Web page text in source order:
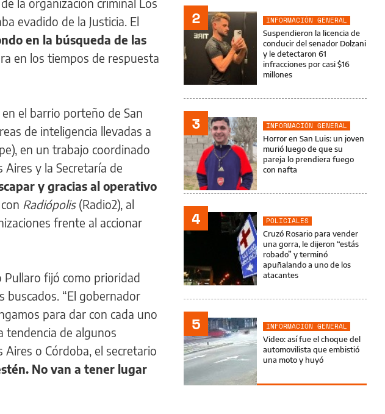
la organización criminal Los
evadido de la Justicia. El
en la búsqueda de las
en los tiempos de respuesta
el barrio porteño de San
de inteligencia llevadas a
en un trabajo coordinado
Aires y la Secretaría de
y gracias al operativo
Radiópolis(Radio2), al
frente al accionar
fijó como prioridad
buscados. “El gobernador
para dar con cada uno
tendencia de algunos
o Córdoba, el secretario
No van a tener lugar
2
INFORMACIÓN GENERAL
Suspendieron la licencia de
conducir del senador Dolzani
y le detectaron 61
infracciones por casi $16
millones
3
INFORMACIÓN GENERAL
Horror en San Luis: un joven
murió luego de que su
pareja lo prendiera fuego
con nafta
4
POLICIALES
Cruzó Rosario para vender
una gorra, le dijeron “estás
robado” y terminó
apuñalando a uno de los
atacantes
5
INFORMACIÓN GENERAL
Video: así fue el choque del
automovilista que embistió
una moto y huyó